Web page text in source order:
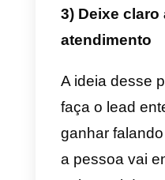
não está
Isso
conseguiu
produto
a ela e